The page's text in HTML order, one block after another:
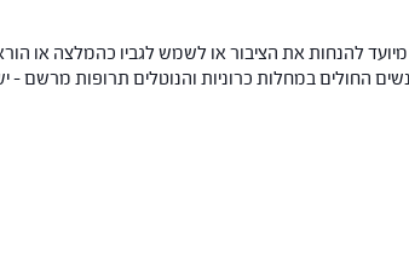
להנחות את הציבור או לשמש לגביו כהמלצה או
החולים במחלות כרוניות והנוטלים תרופות מרשם –